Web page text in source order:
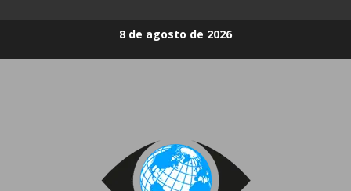
8 de agosto de 2026